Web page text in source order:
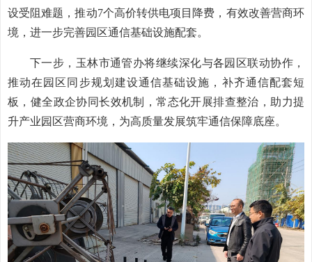
设受阻难题，推动7个高价转供电项目降费，有效改善营商环
境，进一步完善园区通信基础设施配套。
下一步，玉林市通管办将继续深化与各园区联动协作，
推动在园区同步规划建设通信基础设施，补齐通信配套短
板，健全政企协同长效机制，常态化开展排查整治，助力提
升产业园区营商环境，为高质量发展筑牢通信保障底座。